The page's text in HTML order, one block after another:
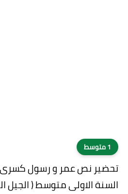
1 متوسط
تحضير نص عمر و رسول كسرى
السنة الاولى متوسط ( الجيل